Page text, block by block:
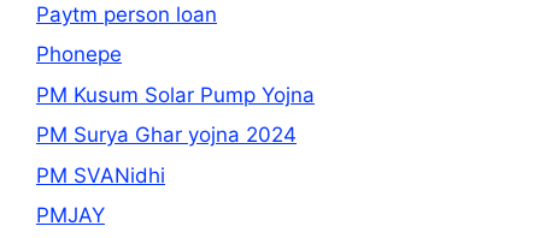
Paytm person loan
Phonepe
PM Kusum Solar Pump Yojna
PM Surya Ghar yojna 2024
PM SVANidhi
PMJAY